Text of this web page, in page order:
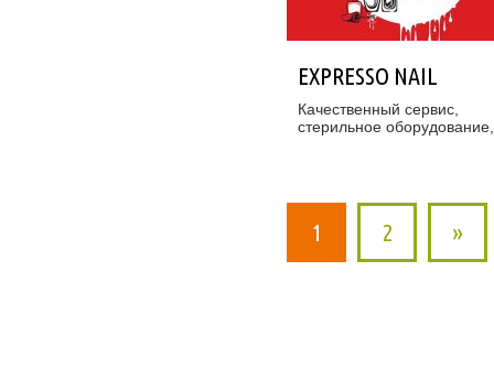
EXPRESSO NAIL
Качественный сервис,
стерильное оборудование,
1 2 »